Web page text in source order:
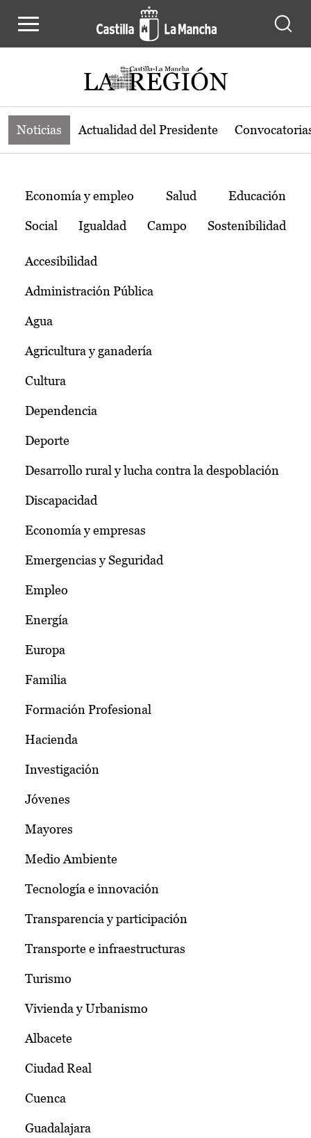
Noticias de la región de Castilla-La
Noticias Actualidad del Presidente
Temas
Economía y empleo Salud Educación
Social Igualdad Campo Sostenibilidad
Accesibilidad
Administración Pública
Agua
Agricultura y ganadería
Cultura
Dependencia
Deporte
Desarrollo rural y lucha contra la despoblación
Discapacidad
Economía y empresas
Emergencias y Seguridad
Empleo
Energía
Europa
Familia
Formación Profesional
Hacienda
Investigación
Jóvenes
Mayores
Medio Ambiente
Tecnología e innovación
Transparencia y participación
Transporte e infraestructuras
Turismo
Vivienda y Urbanismo
Albacete
Ciudad Real
Cuenca
Guadalajara